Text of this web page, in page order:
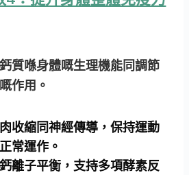
質喺身體嘅生理機能同調節
作用。
收縮同神經傳導，保持運動
常運作。
離子平衡，支持多項酵素反